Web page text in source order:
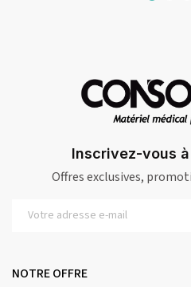
Inscrivez-vous
Offres exclusives,
NOTRE OFFRE